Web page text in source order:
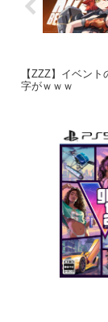
【ZZZ】イベン
字がｗｗｗ